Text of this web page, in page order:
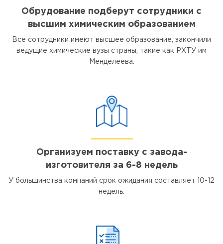
Обрудование подберут сотрудники с
высшим химическим образованием
Все сотрудники имеют высшее образование, закончили
ведущие химические вузы страны, такие как РХТУ им
Менделеева.
Организуем поставку с завода-
изготовителя за 6-8 недель
У большинства компаний срок ожидания составляет 10-12
недель.